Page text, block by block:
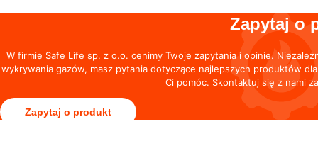
Zapytaj o
W firmie Safe Life sp. z o.o. cenimy Twoje zapytania i opinie.
wykrywania gazów, masz pytania dotyczące najlepszych produktów
Ci pomóc. Skontaktuj się z nami
Zapytaj o produkt